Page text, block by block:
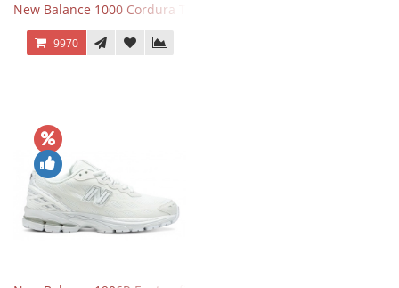
New Balance 1000 Cordura Trainers Black Cement
9970